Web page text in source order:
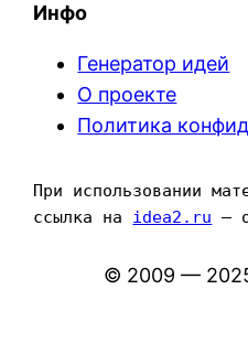
Инфо
Генератор идей
О проекте
Политика
При использовании
ссылка на idea2.ru —
© 2009 —